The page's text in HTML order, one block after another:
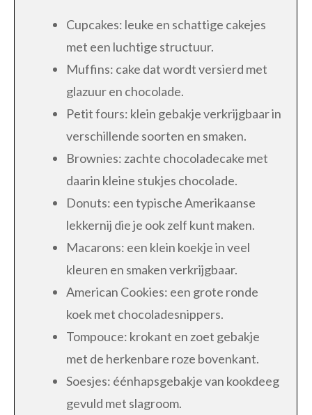
Cupcakes: leuke en schattige cakejes
met een luchtige structuur.
Muffins: cake dat wordt versierd met
glazuur en chocolade.
Petit fours: klein gebakje verkrijgbaar in
verschillende soorten en smaken.
Brownies: zachte chocoladecake met
daarin kleine stukjes chocolade.
Donuts: een typische Amerikaanse
lekkernij die je ook zelf kunt maken.
Macarons: een klein koekje in veel
kleuren en smaken verkrijgbaar.
American Cookies: een grote ronde
koek met chocoladesnippers.
Tompouce: krokant en zoet gebakje
met de herkenbare roze bovenkant.
Soesjes: éénhapsgebakje van kookdeeg
gevuld met slagroom.